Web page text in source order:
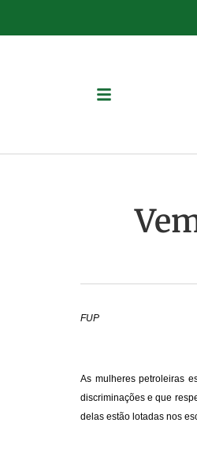
FUP
As mulheres petroleiras
discriminações e que
delas estão lotadas nos